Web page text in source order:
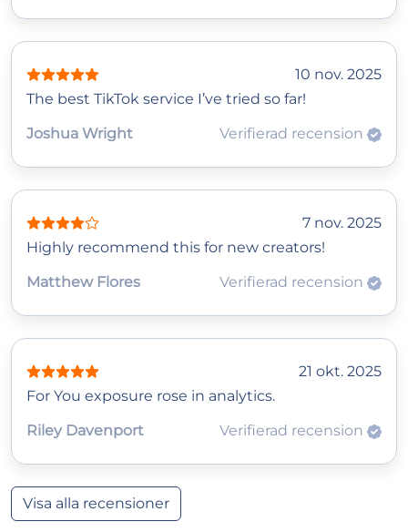
10 nov. 2025
The best TikTok service I’ve tried so far!
Joshua Wright
Verifierad recension
7 nov. 2025
Highly recommend this for new creators!
Matthew Flores
Verifierad recension
21 okt. 2025
For You exposure rose in analytics.
Riley Davenport
Verifierad recension
Visa alla recensioner